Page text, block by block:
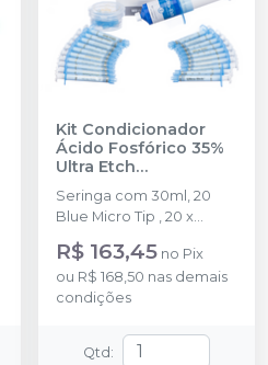
Kit Condicionador
Ácido Fosfórico 35%
Ultra Etch
IndiSpense- 30ml
ULTRADENT
Seringa com 30ml, 20
Blue Micro Tip , 20 x
R$ 163,45 no Pix
ou R$ 168,50 nas demais
condições
Qtd: